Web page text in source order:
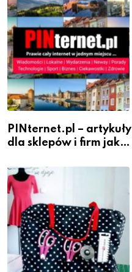
PINternet.pl – artykuły
dla sklepów i firm jako
widoczność